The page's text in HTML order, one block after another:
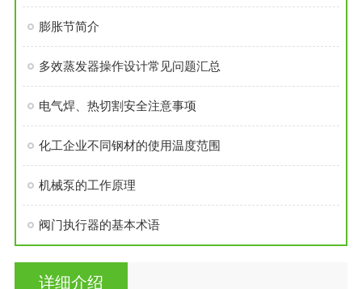
膨胀节简介
多效蒸发器操作设计常见问题汇总
电气焊、热切割安全注意事项
化工企业不同钢材的使用温度范围
机械泵的工作原理
阀门执行器的基本术语
详细介绍